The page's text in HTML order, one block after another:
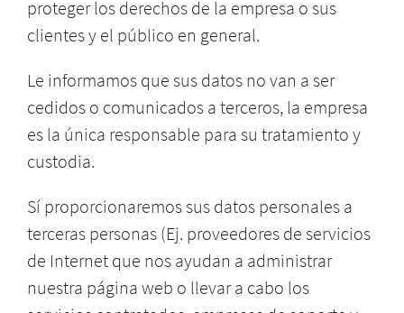
proteger los derechos de la empresa o sus
clientes y el público en general.
Le informamos que sus datos no van a ser
cedidos o comunicados a terceros, la empresa
es la única responsable para su tratamiento y
custodia.
Sí proporcionaremos sus datos personales a
terceras personas (Ej. proveedores de servicios
de Internet que nos ayudan a administrar
nuestra página web o llevar a cabo los